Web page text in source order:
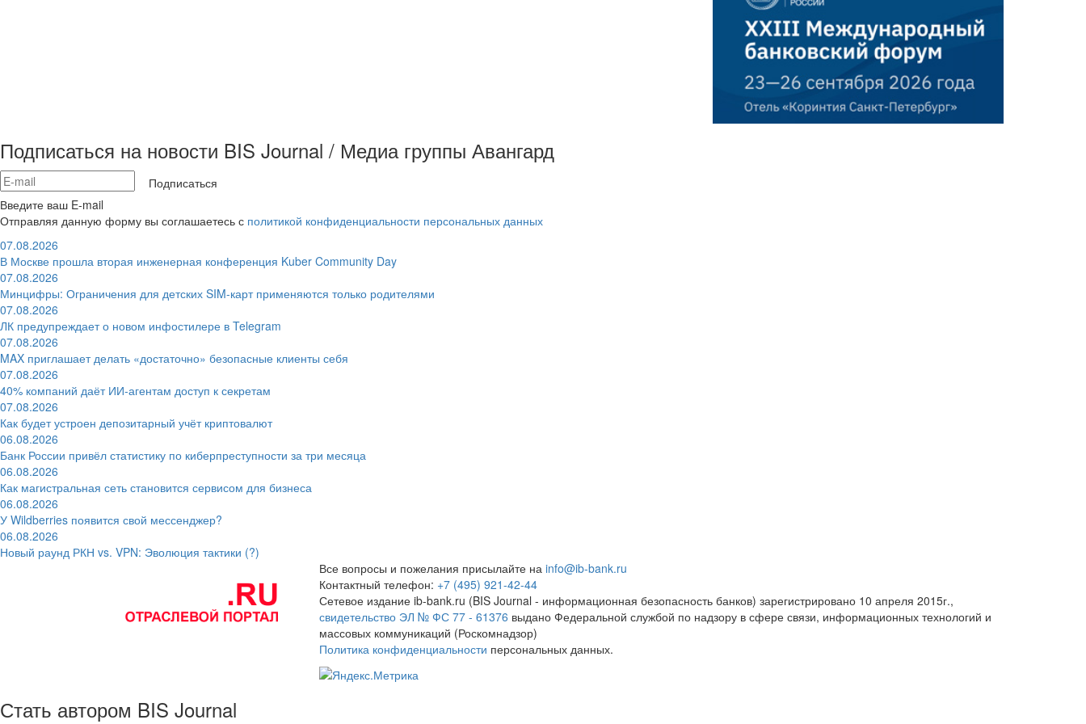
Подписаться на новости BIS Journal / Медиа группы Авангард
Подписаться
Введите ваш E-mail
Отправляя данную форму вы соглашаетесь с политикой конфиденциальности персональных данных
07.08.2026
В Москве прошла вторая инженерная конференция Kuber Community Day
07.08.2026
Минцифры: Ограничения для детских SIM-карт применяются только родителями
07.08.2026
ЛК предупреждает о новом инфостилере в Telegram
07.08.2026
MAX приглашает делать «достаточно» безопасные клиенты себя
07.08.2026
40% компаний даёт ИИ‑агентам доступ к секретам
07.08.2026
Как будет устроен депозитарный учёт криптовалют
06.08.2026
Банк России привёл статистику по киберпреступности за три месяца
06.08.2026
Как магистральная сеть становится сервисом для бизнеса
06.08.2026
У Wildberries появится свой мессенджер?
06.08.2026
Новый раунд РКН vs. VPN: Эволюция тактики (?)
Все вопросы и пожелания присылайте на info@ib-bank.ru
Контактный телефон: +7 (495) 921-42-44
Сетевое издание ib-bank.ru (BIS Journal - информационная безопасность банков) зарегистрировано 10 апреля 2015г.,
свидетельство ЭЛ № ФС 77 - 61376 выдано Федеральной службой по надзору в сфере связи, информационных технологий и
массовых коммуникаций (Роскомнадзор)
Политика конфиденциальности персональных данных.
Стать автором BIS Journal